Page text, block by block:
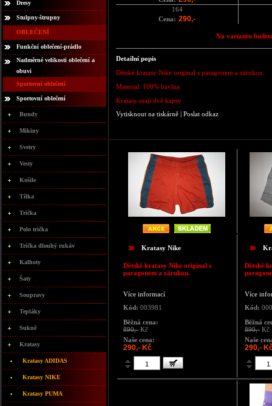
Dresy
Stulpny-štrupny
OBLEČENÍ
Funkční oblečení-prádlo
Nadměrné velikosti oblečení a
obuvi
Sportovní oblečení
Sportovní oblečení
Bundy
Mikiny
Svetry
Vesty
Košile
Tílka
Trička
Polo trička
Trička dlouhý rukáv
Kalhoty
Šaty
Soupravy
Tepláky
Sukně
Kratasy
Kratasy ADIDAS
Kratasy NIKE
Kratasy PUMA
164
Cena: 290,-
Na variantu
Detailní popis
Dětské kratasy Nike original s paragonem a zárukou.
Material: 100% bavlna
Kratasy mají dvě kapsy
Vytisknout na tiskárně | Poslat odkaz
Kratasy Nike
Dětské kratasy Nike original s
paragonem a zárukou.
Více informací
Kód: 003981
Běžná cena:
890,- Kč
Naše cena:
290,- Kč
Dětské
Více
Kód:
Běžná
890,- Kč
Naše
290,-